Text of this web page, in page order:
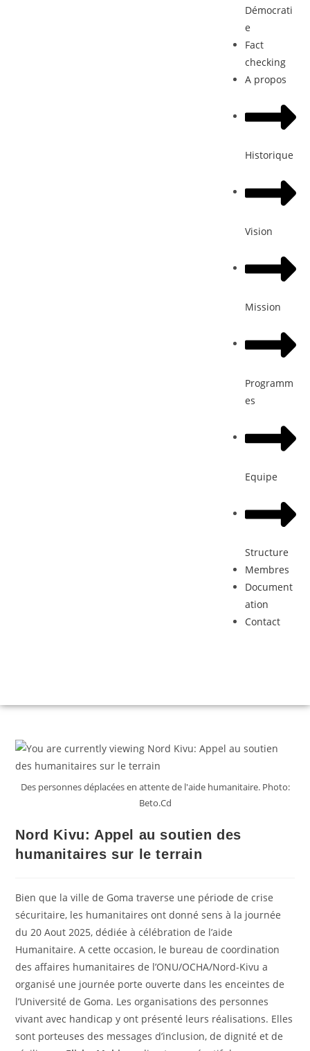
Démocrati
e
Fact
checking
A propos
Historique
Vision
Mission
Programm
es
Equipe
Structure
Membres
Document
ation
Contact
Des personnes déplacées en attente de l'aide humanitaire. Photo:
Beto.Cd
Nord Kivu: Appel au soutien des
humanitaires sur le terrain
Bien que la ville de Goma traverse une période de crise
sécuritaire, les humanitaires ont donné sens à la journée
du 20 Aout 2025, dédiée à célébration de l’aide
Humanitaire. A cette occasion, le bureau de coordination
des affaires humanitaires de l’ONU/OCHA/Nord-Kivu a
organisé une journée porte ouverte dans les enceintes de
l’Université de Goma. Les organisations des personnes
vivant avec handicap y ont présenté leurs réalisations. Elles
sont porteuses des messages d’inclusion, de dignité et de